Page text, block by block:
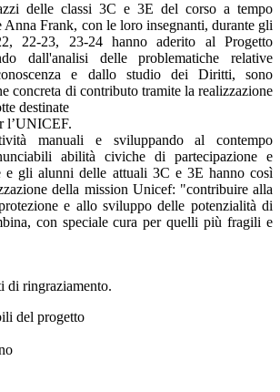
delle classi 3C e 3E del corso a tempo
Anna Frank, con le loro insegnanti, durante gli
22-23, 23-24 hanno aderito al Progetto
dall'analisi delle problematiche relative
e dallo studio dei Diritti, sono
concreta di contributo tramite la realizzazione
destinate
l’UNICEF.
manuali e sviluppando al contempo
abilità civiche di partecipazione e
e gli alunni delle attuali 3C e 3E hanno così
della mission Unicef: "contribuire alla
e allo sviluppo delle potenzialità di
con speciale cura per quelli più fragili e
di ringraziamento.
del progetto